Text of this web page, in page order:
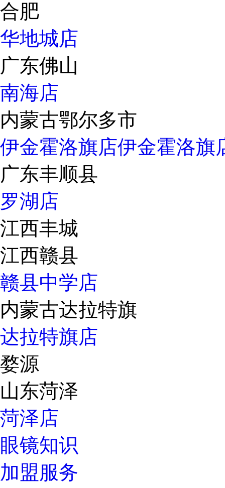
合肥
华地城店
广东佛山
南海店
内蒙古鄂尔多市
伊金霍洛旗店伊金霍洛旗
广东丰顺县
罗湖店
江西丰城
江西赣县
赣县中学店
内蒙古达拉特旗
达拉特旗店
婺源
山东菏泽
菏泽店
眼镜知识
加盟服务